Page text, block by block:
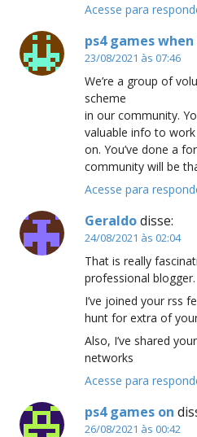
Acesse para
ps4 games when
23/08/2021 às 07:46
We’re a group of
scheme
in our community.
valuable info to work
on. You’ve done a
community will be
Acesse para
Geraldodisse:
24/08/2021 às 02:04
That is really
professional blogger.
I’ve joined your rss
hunt for extra of
Also, I’ve shared
networks
Acesse para
ps4 games on
26/08/2021 às 00:42